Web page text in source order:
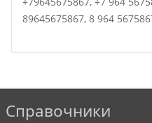
89645675867, 8 964
Справочники